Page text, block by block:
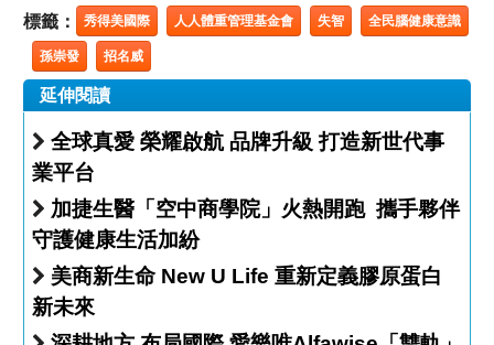
標籤： 秀得美國際 人人體重管理基金會 失智 全民腦健康意識
孫崇發 招名威
延伸閱讀
全球真愛 榮耀啟航 品牌升級 打造新世代事
業平台
加捷生醫「空中商學院」火熱開跑 攜手夥伴
守護健康生活加紛
美商新生命 New U Life 重新定義膠原蛋白
新未來